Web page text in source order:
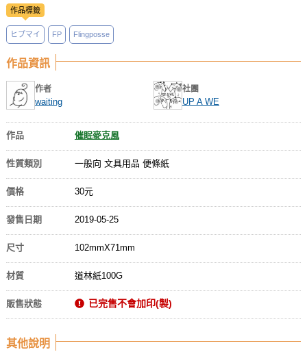
作品標籤
ヒプマイ FP Flingposse
作品資訊
作者
waiting
社團
UP A WE
作品 催眠麥克風
性質類別 一般向 文具用品 便條紙
價格 30元
發售日期 2019-05-25
尺寸 102mmX71mm
材質 道林紙100G
販售狀態 已完售不會加印(製)
其他說明